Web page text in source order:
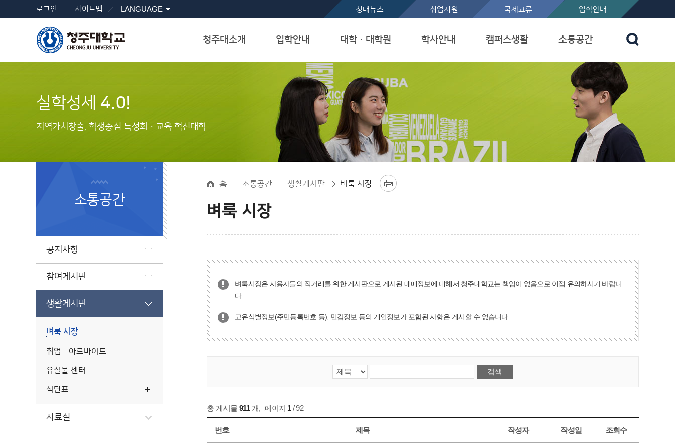
본문 바로가기
로그인 사이트맵 LANGUAGE 청대뉴스 취업지원 국제교류 입학안내
청주대소개 입학안내 대학ㆍ대학원 학사안내 캠퍼스생활 소통공간
실학성세 4.0!
지역가치창출, 학생중심 특성화ㆍ교육 혁신대학
소통공간
공지사항
참여게시판
생활게시판
벼룩 시장
취업ㆍ아르바이트
유실물 센터
식단표
자료실
홈 소통공간 생활게시판 벼룩 시장
벼룩 시장
벼룩시장은 사용자들의 직거래를 위한 게시판으로 게시된 매매정보에 대해서 청주대학교는 책임이 없음으로 이점 유의하시기 바랍니
다.
고유식별정보(주민등록번호 등), 민감정보 등의 개인정보가 포함된 사항은 게시할 수 없습니다.
총 게시물 911개, 페이지 1/ 92
번호 제목 작성자 작성일 조회수